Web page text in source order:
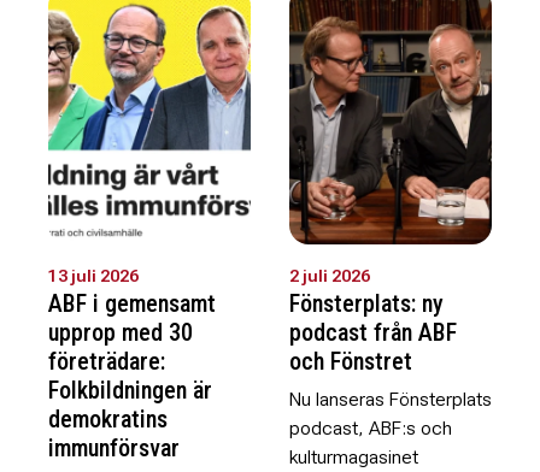
13 juli 2026
ABF i gemensamt
upprop med 30
företrädare:
Folkbildningen är
demokratins
immunförsvar
2 juli 2026
Fönsterplats: ny
podcast från ABF
och Fönstret
Nu lanseras Fönsterplats
podcast, ABF:s och
kulturmagasinet